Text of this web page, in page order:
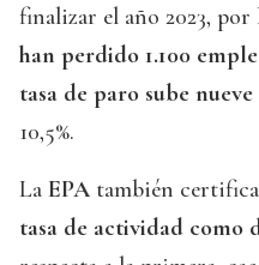
finalizar el año 2023,
han perdido 1.100
tasa de paro sube
10,5%.
La EPA también certifica
tasa de actividad como